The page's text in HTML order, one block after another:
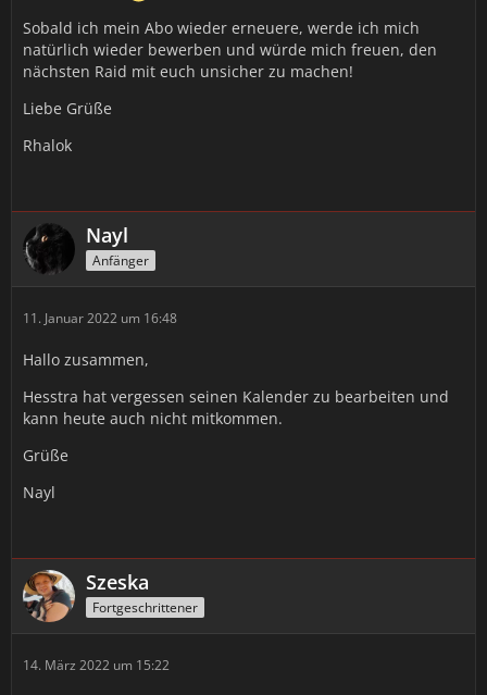
Sobald ich mein Abo wieder erneuere, werde ich mich
natürlich wieder bewerben und würde mich freuen, den
nächsten Raid mit euch unsicher zu machen!
Liebe Grüße
Rhalok
Nayl
Anfänger
11. Januar 2022 um 16:48
Hallo zusammen,
Hesstra hat vergessen seinen Kalender zu bearbeiten und
kann heute auch nicht mitkommen.
Grüße
Nayl
Szeska
Fortgeschrittener
14. März 2022 um 15:22